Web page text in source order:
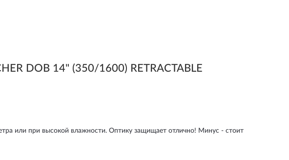
DOB 14" (350/1600) RETRACTABLE
или при высокой влажности. Оптику защищает отлично! Минус - стоит